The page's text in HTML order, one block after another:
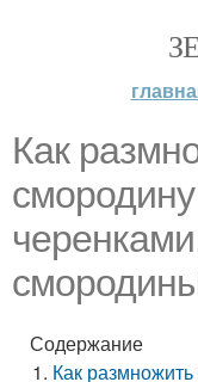
Как
Содержание
Как